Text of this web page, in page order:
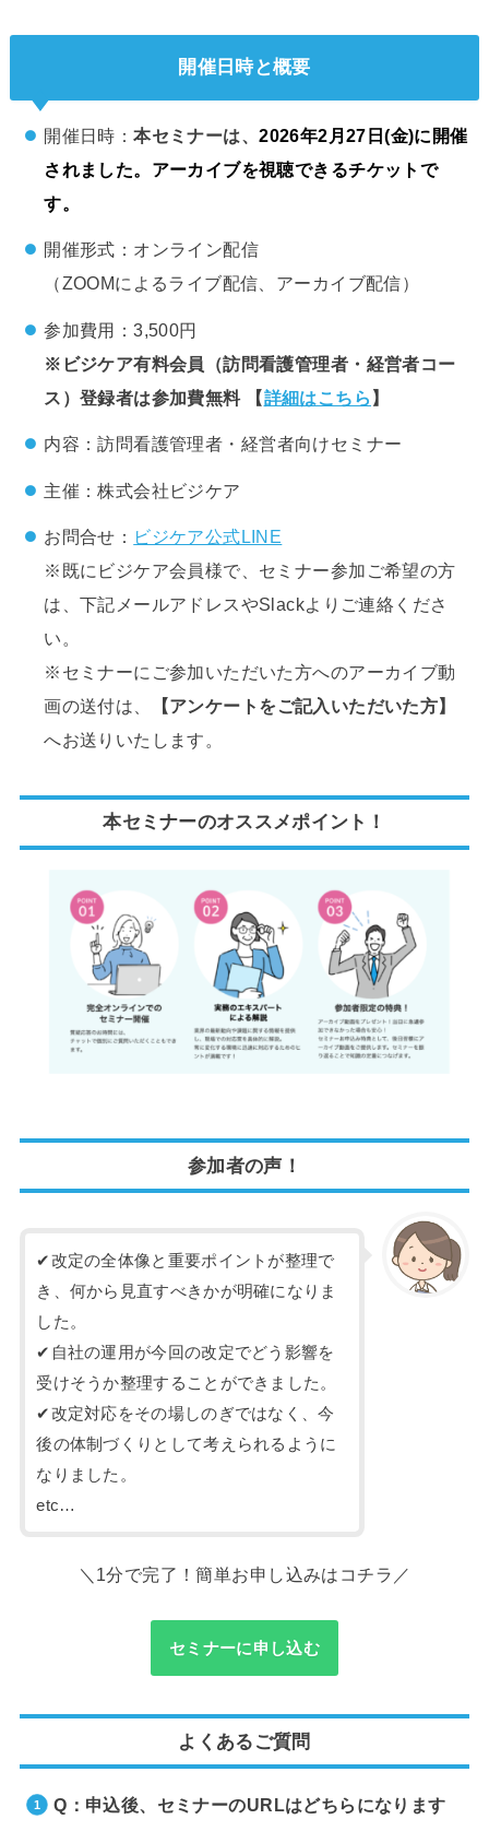
開催日時と概要
開催日時：本セミナーは、2026年2月27日(金)に開催
されました。アーカイブを視聴できるチケットで
す。
開催形式：オンライン配信
（ZOOMによるライブ配信、アーカイブ配信）
参加費用：3,500円
※ビジケア有料会員（訪問看護管理者・経営者コー
ス）登録者は参加費無料 【詳細はこちら 】
内容：訪問看護管理者・経営者向けセミナー
主催：株式会社ビジケア
お問合せ： ビジケア公式LINE
※既にビジケア会員様で、セミナー参加ご希望の方
は、下記メールアドレスやSlackよりご連絡くださ
い。
※セミナーにご参加いただいた方へのアーカイブ動
画の送付は、
【アンケートをご記入いただいた方】
へお送りいたします。
本セミナーのオススメポイント！
参加者の声！
✔改定の全体像と重要ポイントが整理で
き、何から見直すべきかが明確になりま
した。
✔自社の運用が今回の改定でどう影響を
受けそうか整理することができました。
✔改定対応をその場しのぎではなく、今
後の体制づくりとして考えられるように
なりました。
etc…
＼1分で完了！簡単お申し込みはコチラ／
セミナーに申し込む
よくあるご質問
Q：申込後、セミナーのURLはどちらになります